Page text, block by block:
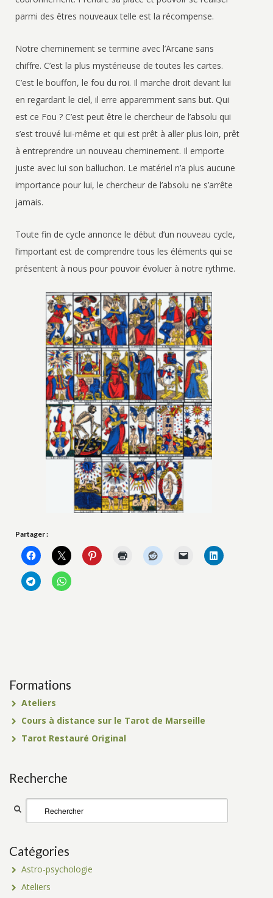
parmi des êtres nouveaux telle est la récompense.
Notre cheminement se termine avec l’Arcane sans
chiffre. C’est la plus mystérieuse de toutes les cartes.
C’est le bouffon, le fou du roi. Il marche droit devant lui
en regardant le ciel, il erre apparemment sans but. Qui
est ce Fou ? C’est peut être le chercheur de l’absolu qui
s’est trouvé lui-même et qui est prêt à aller plus loin, prêt
à entreprendre un nouveau cheminement. Il emporte
juste avec lui son balluchon. Le matériel n’a plus aucune
importance pour lui, le chercheur de l’absolu ne s’arrête
jamais.
Toute fin de cycle annonce le début d’un nouveau cycle,
l’important est de comprendre tous les éléments qui se
présentent à nous pour pouvoir évoluer à notre rythme.
Partager :
Formations
Ateliers
Cours à distance sur le Tarot de Marseille
Tarot Restauré Original
Recherche
Catégories
Astro-psychologie
Ateliers